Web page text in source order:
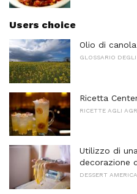
Users choice
Olio di
GLOSSARIO
Ricetta
RICETTE AGLI
Utilizzo di
decorazione
DESSERT